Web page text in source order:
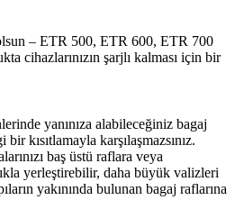
– ETR 500, ETR 600, ETR 700
cihazlarınızın şarjlı kalması için bir
yanınıza alabileceğiniz bagaj
kısıtlamayla karşılaşmazsınız.
baş üstü raflara veya
yerleştirebilir, daha büyük valizleri
yakınında bulunan bagaj raflarına